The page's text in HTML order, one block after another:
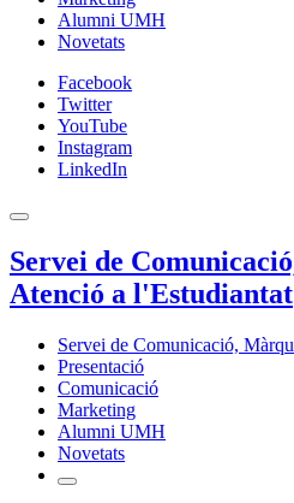
Alumni UMH
Novetats
Facebook
Twitter
YouTube
Instagram
LinkedIn
Servei de
Atenció a l'Estudiantat
Servei de Comunicació,
Presentació
Comunicació
Marketing
Alumni UMH
Novetats